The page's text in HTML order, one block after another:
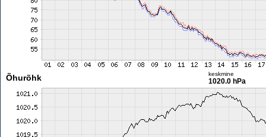
Õhurõhk keskmine
1020.0 hPa